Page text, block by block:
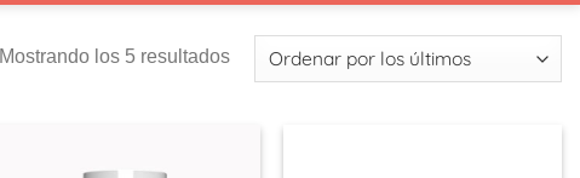
Mostrando los 5 resultadosOrdenado
por